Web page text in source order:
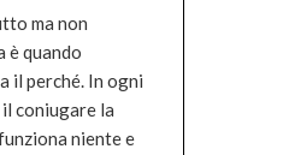
ma non
è quando
il perché. In ogni
coniugare la
niente e